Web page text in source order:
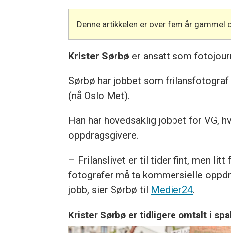
Denne artikkelen er over fem år
Krister Sørbø er ansatt som
Sørbø har jobbet som
(nå Oslo Met).
Han har hovedsaklig jobbet for VG,
oppdragsgivere.
– Frilanslivet er til tider fint, men litt
fotografer må ta kommersielle
jobb, sier Sørbø til Medier24.
Krister Sørbø er tidligere omtalt i